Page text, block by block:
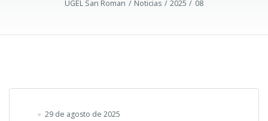
UGEL San Roman Noticias 2025 08
29 de agosto de 2025